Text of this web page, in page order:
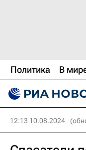
Политика В
12:13 10.08.2024